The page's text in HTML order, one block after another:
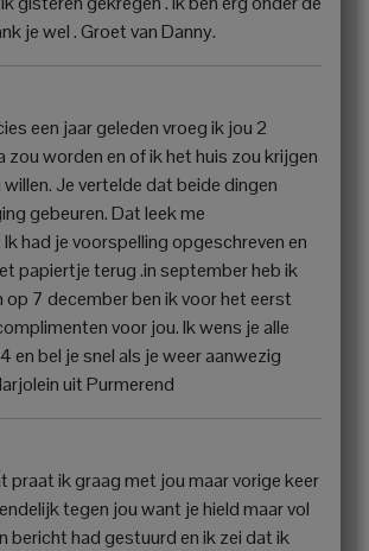
je wel . Groet van Danny.
een jaar geleden vroeg ik jou 2
zou worden en of ik het huis zou krijgen
Je vertelde dat beide dingen
gebeuren. Dat leek me
had je voorspelling opgeschreven en
papiertje terug .in september heb ik
op 7 december ben ik voor het eerst
voor jou. Ik wens je alle
bel je snel als je weer aanwezig
uit Purmerend
praat ik graag met jou maar vorige keer
tegen jou want je hield maar vol
bericht had gestuurd en ik zei dat ik